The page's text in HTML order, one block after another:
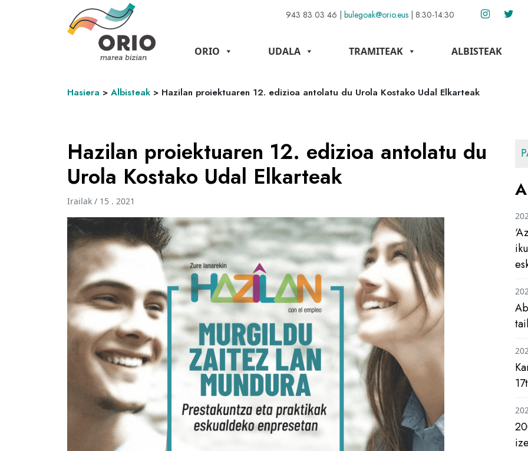
943 83 03 46 | bulegoak@orio.eus | 8:30-14:30
ORIO UDALA TRAMITEAK ALBISTEAK
Hasiera > Albisteak > Hazilan proiektuaren 12. edizioa antolatu du Urola Kostako Udal Elkarteak
Hazilan proiektuaren 12. edizioa antolatu du
Urola Kostako Udal Elkarteak
Irailak / 15 . 2021